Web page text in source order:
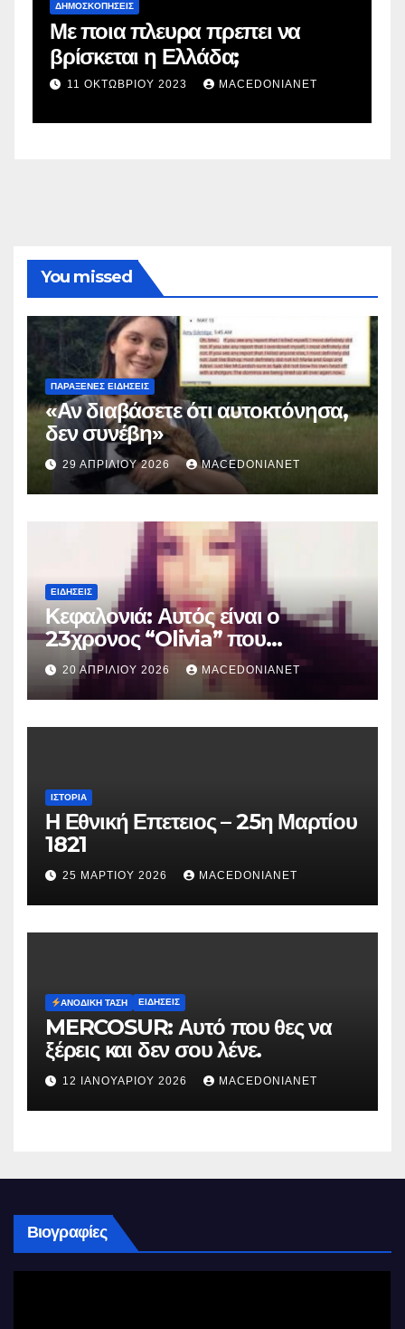
ΔΗΜΟΣΚΟΠΉΣΕΙΣ
Με ποια πλευρα πρεπει να
βρίσκεται η Ελλάδα;
11 ΟΚΤΩΒΡΊΟΥ 2023 MACEDONIANET
You missed
ΠΑΡΆΞΕΝΕΣ ΕΙΔΉΣΕΙΣ
«Αν διαβάσετε ότι αυτοκτόνησα,
δεν συνέβη»
29 ΑΠΡΙΛΊΟΥ 2026 MACEDONIANET
ΕΙΔΉΣΕΙΣ
Κεφαλονιά: Αυτός είναι ο
23χρονος “Olivia” που
κατηγορείται για τον θάνατο της
Μυρτούς
20 ΑΠΡΙΛΊΟΥ 2026 MACEDONIANET
ΙΣΤΟΡΊΑ
Η Εθνική Επετειος – 25η Μαρτίου
1821
25 ΜΑΡΤΊΟΥ 2026 MACEDONIANET
ΑΝΟΔΙΚΉ ΤΆΣΗ ΕΙΔΉΣΕΙΣ
MERCOSUR: Αυτό που θες να
ξέρεις και δεν σου λένε.
12 ΙΑΝΟΥΑΡΊΟΥ 2026 MACEDONIANET
Βιογραφίες